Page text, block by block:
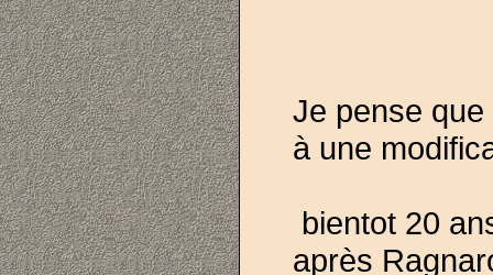
Je pense
à une
bientot 20
après